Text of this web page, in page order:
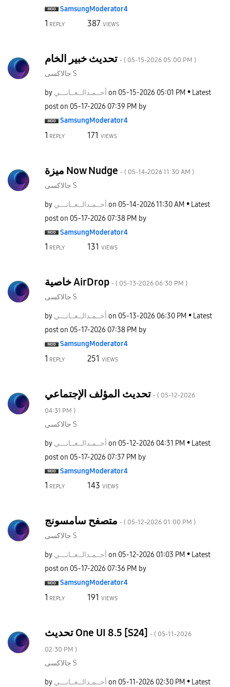
SamsungModerator4
1 REPLY 387 VIEWS
تحديث خبير الخام - ( ‎05-15-2026 05:00 PM )
جالاكسى S
by أحــمـدالــعــانـــي on ‎05-15-2026 05:01 PM
Latest
post on ‎05-17-2026 07:39 PM by
SamsungModerator4
1 REPLY 171 VIEWS
ميزة Now Nudge - ( ‎05-14-202611:30 AM )
جالاكسى S
by أحــمـدالــعــانـــي on ‎05-14-202611:30 AM
Latest
post on ‎05-17-2026 07:38 PM by
SamsungModerator4
1 REPLY 131 VIEWS
خاصية AirDrop - ( ‎05-13-2026 06:30 PM )
جالاكسى S
by أحــمـدالــعــانـــي on ‎05-13-2026 06:30 PM
Latest
post on ‎05-17-2026 07:38 PM by
SamsungModerator4
1 REPLY 251 VIEWS
تحديث المؤلف الإجتماعي - ( ‎05-12-2026
04:31 PM )
جالاكسى S
by أحــمـدالــعــانـــي on ‎05-12-2026 04:31 PM
Latest
post on ‎05-17-2026 07:37 PM by
SamsungModerator4
1 REPLY 143 VIEWS
- ( ‎05-12-2026 01:00 PM )
جالاكسى S
by أحــمـدالــعــانـــي on ‎05-12-2026 01:03 PM
Latest
post on ‎05-17-2026 07:36 PM by
SamsungModerator4
1 REPLY 191 VIEWS
تحديث One UI 8.5 [S24] - ( ‎05-11-2026
02:30 PM )
جالاكسى S
by أحــمـدالــعــانـــي on ‎05-11-2026 02:30 PM
Latest